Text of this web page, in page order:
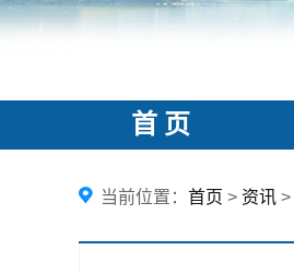
首 页
当前位置： 首页 > 资讯 >